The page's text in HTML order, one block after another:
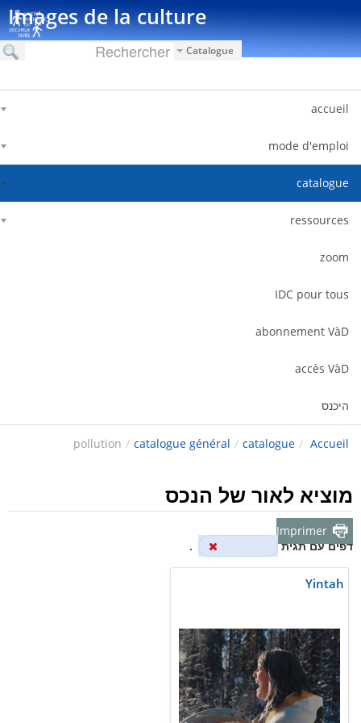
Images de la culture
Catalogue
accueil
mode d'emploi
catalogue
ressources
zoom
IDC pour tous
abonnement VàD
accès VàD
היכנס
Accueil
/
catalogue
/
catalogue général
/
pollution
מוציא לאור של הנכס
דפים עם תגית .
Imprimer
Yintah